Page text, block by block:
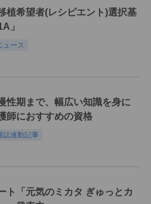
植希望者(レシピエント)選択基
」
ュース
性期まで、幅広い知識を身に
師におすすめの資格
誌連動記事
ト「元気のミカタ ぎゅっとカ